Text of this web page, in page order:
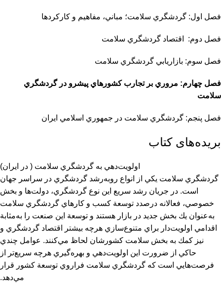
فصل اول: گردشگري سلامت؛ مباني، مفاهيم و كاركردها
فصل دوم: اقتصاد گردشگري سلامت
فصل سوم: بازاريابي گردشگري سلامت
فصل چهارم: مروري بر تجارب كشورهاي پيشرو در گردشگري
سلامت
فصل پنجم: گردشگري سلامت در جمهوري اسلامي ايران
بریده‌های کتاب
اولويت‌دهي به گردشگري سلامت ( در ایران)
گردشگري سلامت يكي از انواع روبه‌رشد گردشگري در سراسر جهان
است. در جريان رشد سريع اين نوع گردشگري، دولت‌ها و بخش
خصوصي، فعالانه درصدد توسعة كسب و كارهاي گردشگري سلامت
به‌عنوان يك بخش جديد در بازار هستند و توسعة اين صنعت را به‌مثابة
اقدامي اولويت‌دار براي متنوع‌سازي هرچه بيشتر اقتصاد گردشگري و
نيز كمك به بخش سلامت كشورشان لحاظ مي‌كنند. عوامل چندي
حاكي از ضرورت اين اولويت‌دهي و بهره‌گيري هرچه سريع‌تر از
فرصت‌هايي است كه گردشگري سلامت فراروي توسعة كشور قرار
مي‌دهد.